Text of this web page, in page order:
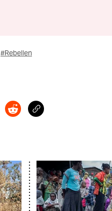
#Rebellen